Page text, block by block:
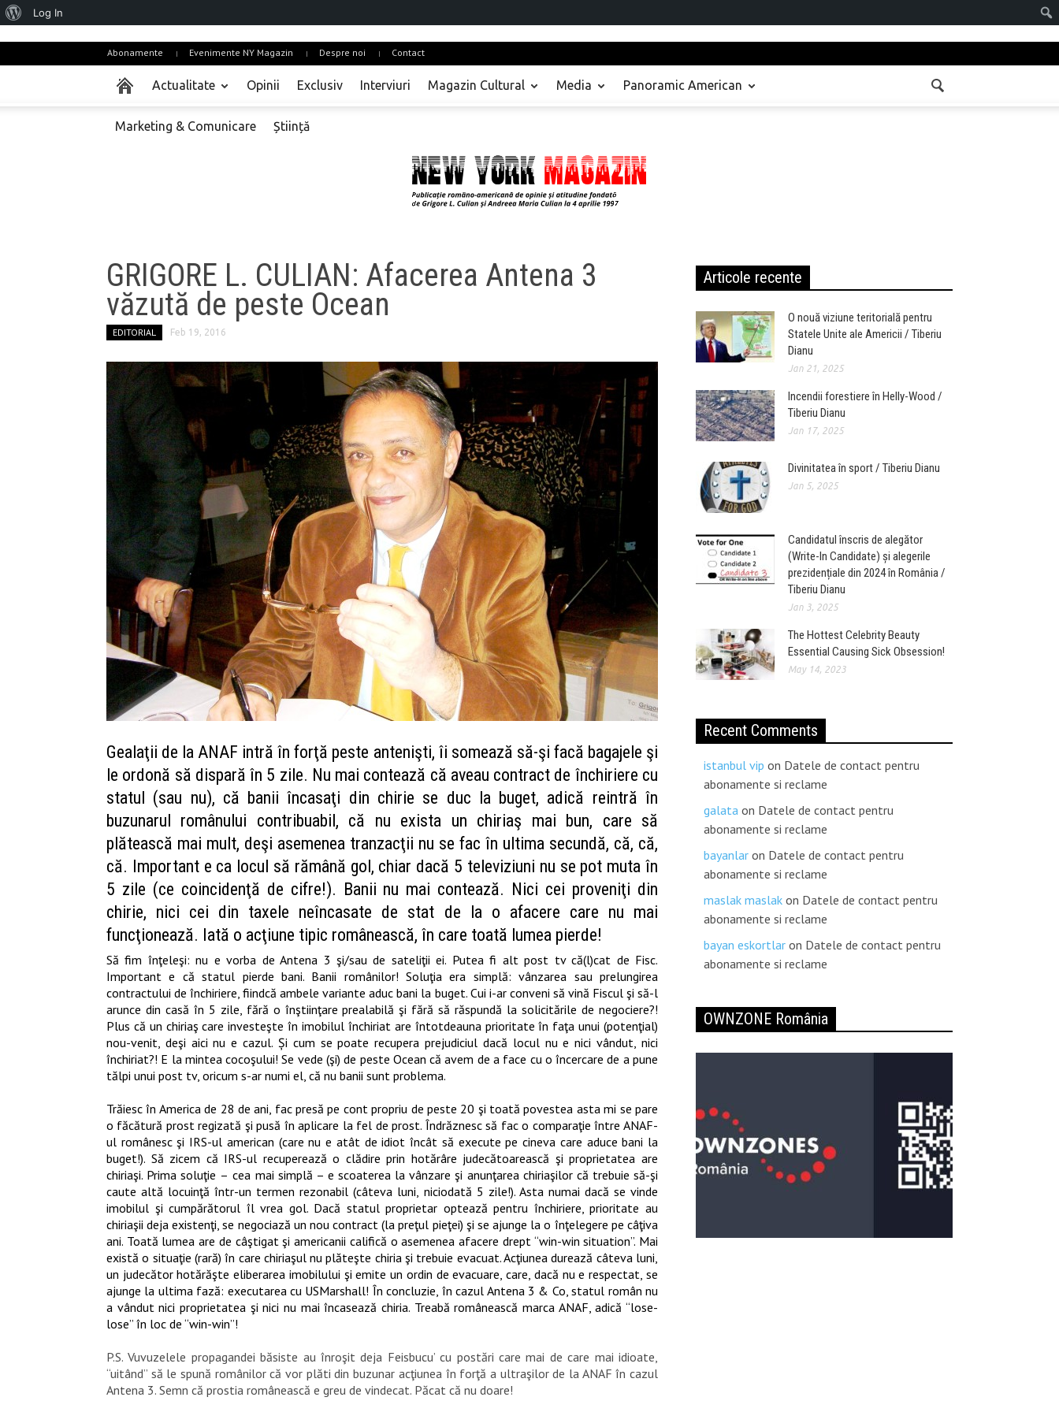
Abonamente Evenimente NY Magazin Despre noi Contact
Actualitate Opinii Exclusiv Interviuri Magazin Cultural Media Panoramic American
Marketing & Comunicare Știință
GRIGORE L. CULIAN: Afacerea Antena 3
văzută de peste Ocean
EDITORIAL Feb 19, 2016
Gealaţii de la ANAF intră în forţă peste antenişti, îi somează să-şi facă bagajele şi
le ordonă să dispară în 5 zile. Nu mai contează că aveau contract de închiriere cu
statul (sau nu), că banii încasaţi din chirie se duc la buget, adică reintră în
buzunarul românului contribuabil, că nu exista un chiriaş mai bun, care să
plătească mai mult, deşi asemenea tranzacţii nu se fac în ultima secundă, că, că,
că. Important e ca locul să rămână gol, chiar dacă 5 televiziuni nu se pot muta în
5 zile (ce coincidenţă de cifre!). Banii nu mai contează. Nici cei proveniţi din
chirie, nici cei din taxele neîncasate de stat de la o afacere care nu mai
funcţionează. Iată o acţiune tipic românească, în care toată lumea pierde!
Să fim înţeleşi: nu e vorba de Antena 3 şi/sau de sateliţii ei. Putea fi alt post tv că(l)cat de Fisc.
Important e că statul pierde bani. Banii românilor!Soluţia era simplă: vânzarea sau prelungirea
contractului de închiriere, fiindcă ambele variante aduc bani la buget. Cui i-arconveni să vină Fiscul şi să-l
arunce din casă în 5 zile, fără o înştiinţare prealabilă şi fără să răspundă la solicitările de negociere?!
Plus că un chiriaş care investeşte în imobilul închiriat are întotdeauna prioritate în faţa unui (potenţial)
nou-venit , deşi aici nu e cazul. Şi cum se poate recupera prejudiciul dacă locul nu e nici vândut, nici
închiriat?! E la mintea cocoşului! Se vede (şi) de peste Ocean că avem de a face cu o încercare de a pune
tălpi unui post tv, oricum s-ar numi el, că nu banii sunt problema.
Trăiesc în America de 28 de ani, fac presă pe cont propriu de peste 20 şi toată povestea asta mi se pare
o făcătură prost regizată şi pusă în aplicare la fel de prost. Îndrăznesc să fac o comparaţie între ANAF-
ul românesc şi IRS-ul american (care nu e atât de idiot încât să execute pe cineva care aduce bani la
buget!). Să zicem că IRS-ul recuperează o clădire prin hotărâre judecătoarească şi proprietatea are
chiriaşi. Prima soluţie – cea mai simplă – e scoaterea la vânzare şi anunţarea chiriaşilor că trebuie să-şi
caute altă locuinţă într-un termen rezonabil (câteva luni, niciodată 5 zile!). Asta numai dacă se vinde
imobilul şi cumpărătorul îl vrea gol. Dacă statul proprietar optează pentru închiriere, prioritate au
chiriaşii deja existenţi, se negociază un nou contract (la preţul pieţei) şi se ajunge la o înţelegere pe câţiva
ani. Toată lumea are de câştigat şi americanii califică o asemenea afacere drept “win-win situation”. Mai
există o situaţie (rară) în care chiriaşul nu plăteşte chiria şi trebuie evacuat. Acţiunea durează câteva luni,
un judecător hotărăşte eliberarea imobilului şi emite un ordin de evacuare, care, dacă nu e respectat, se
ajunge la ultima fază: executarea cu USMarshall! În concluzie, în cazul Antena 3 & Co, statul român nu
a vândut nici proprietatea şi nici nu mai încasează chiria. Treabă românească marca ANAF, adică “lose-
lose” în loc de “win-win”!
P.S. Vuvuzelele propagandei băsiste au înroşit deja Feisbucu’ cu postări care mai de care mai idioate,
“uitând” să le spună românilor că vor plăti din buzunar acţiunea în forţă a ultraşilor de la ANAF în cazul
Antena 3. Semn că prostia românească e greu de vindecat. Păcat că nu doare!
Articole recente
O nouă viziune teritorială pentru
Statele Unite ale Americii / Tiberiu
Dianu
Jan 21, 2025
Incendii forestiere în Helly-Wood /
Tiberiu Dianu
Jan 17, 2025
Divinitatea în sport / Tiberiu Dianu
Jan 5, 2025
Candidatul înscris de alegător
(Write-In Candidate) și alegerile
prezidențiale din 2024 în România /
Tiberiu Dianu
Jan 3, 2025
The Hottest Celebrity Beauty
Essential Causing Sick Obsession!
May 14, 2023
Recent Comments
istanbul vip on Datele de contact pentru
abonamente si reclame
galata on Datele de contact pentru
abonamente si reclame
bayanlar on Datele de contact pentru
abonamente si reclame
maslak maslak on Datele de contact pentru
abonamente si reclame
bayan eskortlar on Datele de contact pentru
abonamente si reclame
OWNZONE România
About
Log In